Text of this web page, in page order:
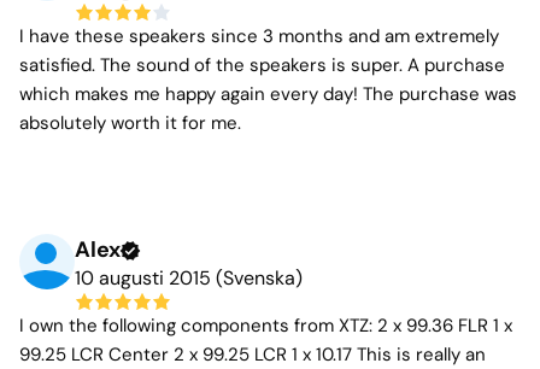
I have these speakers since 3 months and am extremely
satisfied. The sound of the speakers is super. A purchase
which makes me happy again every day! The purchase was
absolutely worth it for me.
Alex
10 augusti 2015 (Svenska)
I own the following components from XTZ: 2 x 99.36 FLR 1 x
99.25 LCR Center 2 x 99.25 LCR 1 x 10.17 This is really an